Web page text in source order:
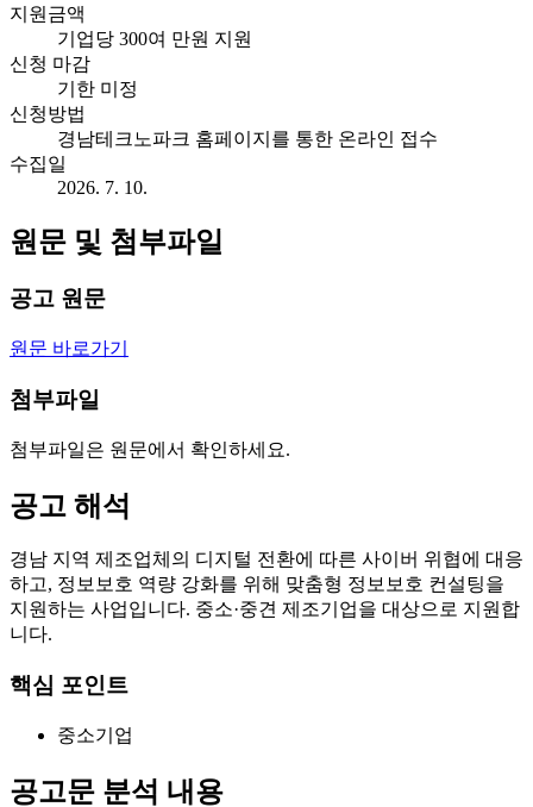
지원금액
기업당 300여 만원 지원
신청 마감
기한 미정
신청방법
경남테크노파크 홈페이지를 통한 온라인 접수
수집일
2026. 7. 10.
원문 및 첨부파일
공고 원문
원문 바로가기
첨부파일
첨부파일은 원문에서 확인하세요.
공고 해석
경남 지역 제조업체의 디지털 전환에 따른 사이버 위협에 대응
하고, 정보보호 역량 강화를 위해 맞춤형 정보보호 컨설팅을
지원하는 사업입니다. 중소·중견 제조기업을 대상으로 지원합
니다.
핵심 포인트
중소기업
공고문 분석 내용